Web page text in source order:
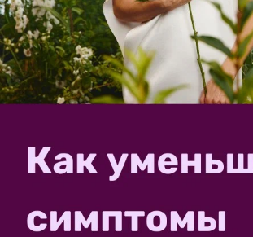
vk_447971535 29 сентября 2020, 19:53
«Тестирование семян овощей от ООО
АЭЛИТА»-2020»
Перец острый 'Огненный
Развитие растений
Данный сорт перца, особенно для
культуры, выращиваю впервые.
июня 2020 года) уже был первый
перец находился на улице, пережил